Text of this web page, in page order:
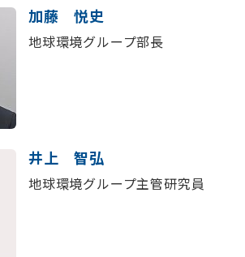
加藤 悦史
地球環境グループ部長
井上 智弘
地球環境グループ主管研究員